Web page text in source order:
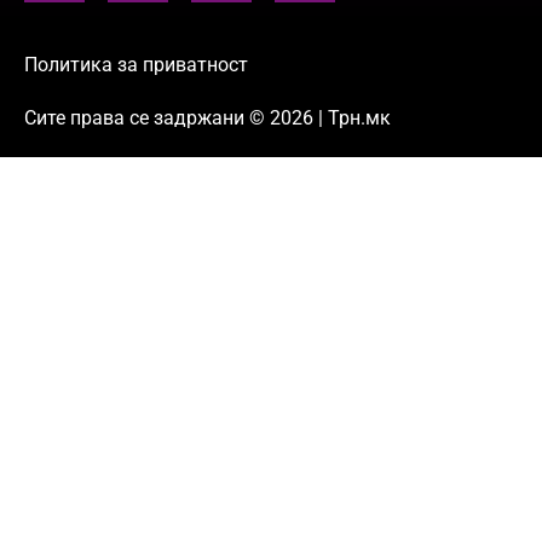
Политика за приватност
Сите права се задржани © 2026 | Трн.мк